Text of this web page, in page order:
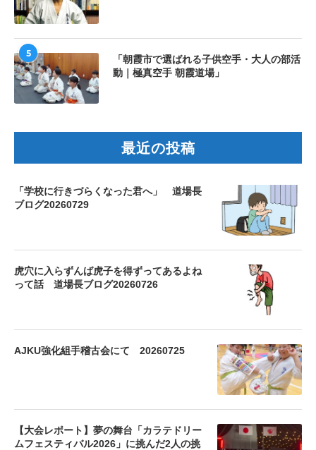
5
「朝霞市で選ばれる子供空手・大人の部活
動｜極真空手 朝霞道場」
最近の投稿
「学校に行きづらくなった君へ」 道場長
ブログ20260729
虎穴に入らずんば虎子を得ずってあるよね
って話 道場長ブログ20260726
AJKU強化組手稽古会にて 20260725
【大会レポート】夢の舞台「カラテドリー
ムフェスティバル2026」に挑んだ2人の挑